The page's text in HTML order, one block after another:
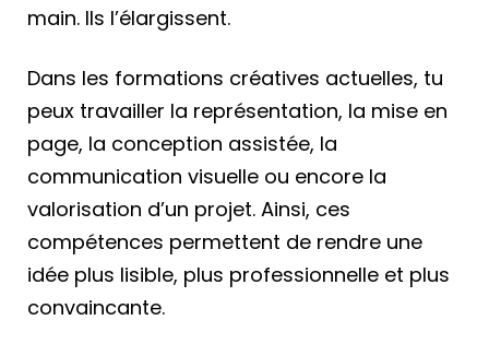
main. Ils l’élargissent.
Dans les formations créatives actuelles, tu
peux travailler la représentation, la mise en
page, la conception assistée, la
communication visuelle ou encore la
valorisation d’un projet. Ainsi, ces
compétences permettent de rendre une
idée plus lisible, plus professionnelle et plus
convaincante.